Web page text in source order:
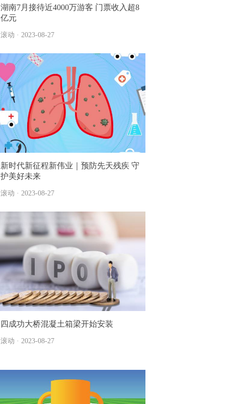
湖南7月接待近4000万游客 门票收入超8
亿元
滚动 · 2023-08-27
新时代新征程新伟业｜预防先天残疾 守
护美好未来
滚动 · 2023-08-27
四成功大桥混凝土箱梁开始安装
滚动 · 2023-08-27